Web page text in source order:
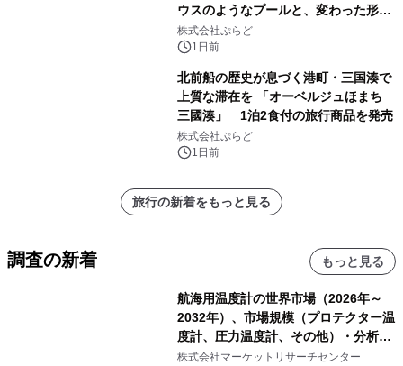
ウスのようなプールと、変わった形の
サウナも 「THE BOXY AWAJI」のお
得な素泊まり連泊プランで
株式会社ぷらど
1日前
北前船の歴史が息づく港町・三国湊で
上質な滞在を 「オーベルジュほまち
三國湊」 1泊2食付の旅行商品を発売
株式会社ぷらど
1日前
旅行の新着をもっと見る
調査の新着 もっと見る
航海用温度計の世界市場（2026年～
2032年）、市場規模（プロテクター温
度計、圧力温度計、その他）・分析レ
ポートを発表
株式会社マーケットリサーチセンター